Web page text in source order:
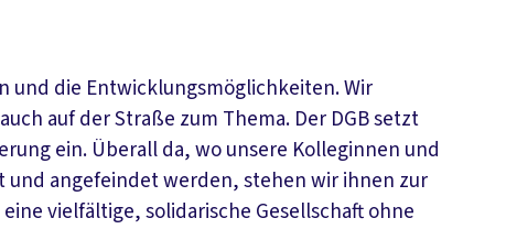
und die Entwicklungsmöglichkeiten. Wir
auf der Straße zum Thema. Der DGB setzt
ein. Überall da, wo unsere Kolleginnen und
angefeindet werden, stehen wir ihnen zur
vielfältige, solidarische Gesellschaft ohne